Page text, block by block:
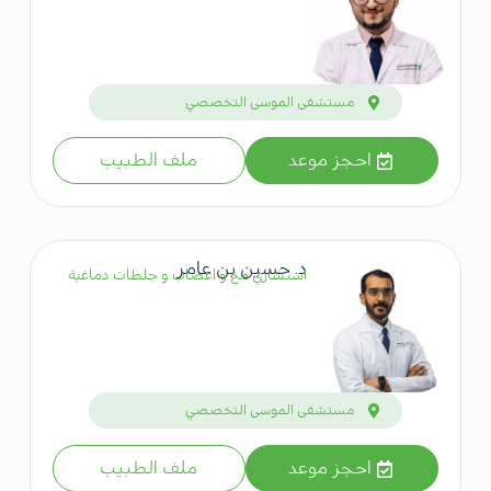
مستشفى الموسى التخصصي
احجز موعد ملف الطبيب
د. حسين بن عامر
استشاري مخ و اعصاب و جلطات دماغية
مستشفى الموسى التخصصي
احجز موعد ملف الطبيب